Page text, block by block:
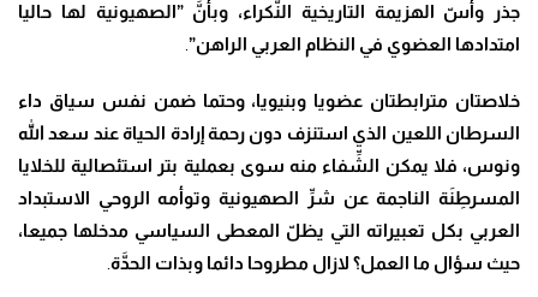
جذر وأسّ الهزيمة التاريخية النَّكراء، وبأنَّ”الصهيونية لها حاليا
امتدادها العضوي في النظام العربي الراهن”
خلاصتان مترابطتان عضويا وبنيويا، وحتما ضمن نفس سياق داء
السرطان اللعين الذي استنزف دون رحمة إرادة الحياة عند سعد الله
ونوس، فلا يمكن الشِّفاء منه سوى بعملية بتر استئصالية للخلايا
المسرطِنَة الناجمة عن شرِّ الصهيونية وتوأمه الروحي الاستبداد
العربي بكل تعبيراته التي يظلّ المعطى السياسي مدخلها جميعا،
حيث سؤال ما العمل؟ لازال مطروحا دائما وبذات الحدَّة